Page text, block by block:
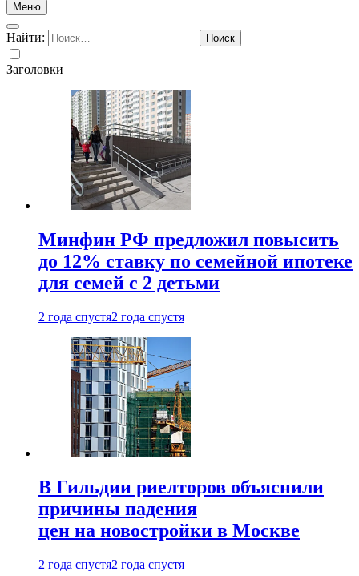
Меню
Найти:
Заголовки
Минфин РФ предложил повысить
до 12% ставку по семейной ипотеке
для семей с 2 детьми
2 года спустя2 года спустя
В Гильдии риелторов объяснили
причины падения
цен на новостройки в Москве
2 года спустя2 года спустя